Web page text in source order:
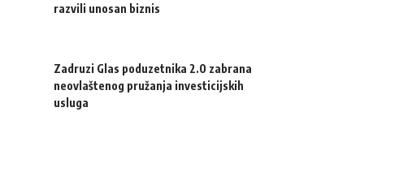
razvili unosan biznis
Zadruzi Glas poduzetnika 2.0 zabrana
neovlaštenog pružanja investicijskih
usluga